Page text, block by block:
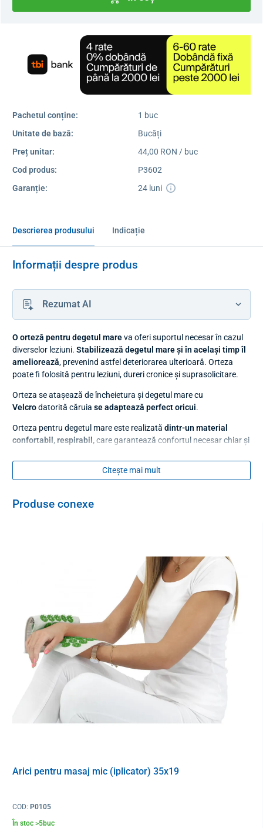
Pachetul conține:
1 buc
Unitate de bază:
Bucăți
Preț unitar:
44,00 RON / buc
Cod produs:
P3602
Garanție:
24 luni
Descrierea produsului Indicație
Informații despre produs
Rezumat AI
O orteză pentru degetul mareva oferi suportul necesar în cazul
diverselor leziuni. Stabilizează degetul mare și în același timp îl
ameliorează, prevenind astfel deteriorarea ulterioară. Orteza
poate fi folosită pentru leziuni, dureri cronice și suprasolicitare.
Orteza se atașează de încheietura și degetul mare cu
Velcrodatorită căruia se adaptează perfect oricui.
Orteza pentru degetul mare este realizată dintr-un material
confortabil, respirabil,care garantează confortul necesar chiar și
ea datorită
unei inserții interioare solide
mână cu un detergent delicat, clătiți-o bine și lăsați-o să se usuce
singură.
cm; înălțimea mânerului pentru degetul mare 16 cm)
potrivit pentru mâna dreaptă și stangă
Culoare
Conținut
1 bucată
Citește mai mult
Produse conexe
Arici pentru masaj mic (iplicator) 35x19
COD: P0105
În stoc >5buc